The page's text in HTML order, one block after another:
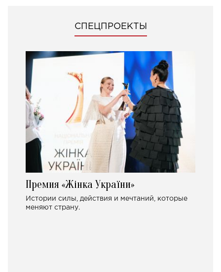
СПЕЦПРОЕКТЫ
Премия «Жінка України»
Истории силы, действия и мечтаний, которые
меняют страну.